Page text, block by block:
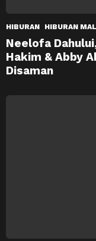
HIBURAN HIBURAN
Neelofa
Hakim & Abby
Disaman